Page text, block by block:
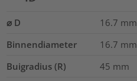
⌀ D 16.7 mm
Binnendiameter
16.7 mm
Buigradius (R)
45 mm